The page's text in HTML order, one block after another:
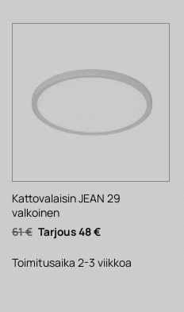
Kattovalaisin JEAN 29
valkoinen
61€ Alkuperäinen
hinta
61 €.
48€Nykyinen
48 €.
Toimitusaika 2-3 viikkoa